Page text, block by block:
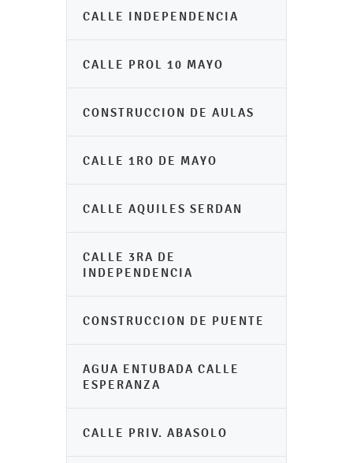
CALLE INDEPENDENCIA
CALLE PROL 10 MAYO
CONSTRUCCION DE AULAS
CALLE 1RO DE MAYO
CALLE AQUILES SERDAN
CALLE 3RA DE
INDEPENDENCIA
CONSTRUCCION DE PUENTE
AGUA ENTUBADA CALLE
ESPERANZA
CALLE PRIV. ABASOLO